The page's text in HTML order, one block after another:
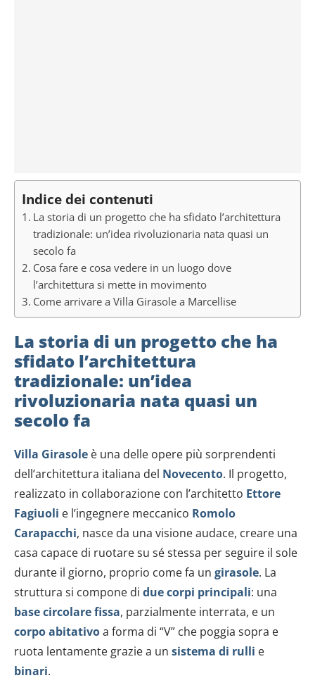
Indice dei contenuti
La storia di un progetto che ha sfidato l’architettura
tradizionale: un’idea rivoluzionaria nata quasi un
secolo fa
Cosa fare e cosa vedere in un luogo dove
l’architettura si mette in movimento
Come arrivare a Villa Girasole a Marcellise
La storia di un progetto che ha
sfidato l’architettura
tradizionale: un’idea
rivoluzionaria nata quasi un
secolo fa
Villa Girasole è una delle opere più sorprendenti
dell’architettura italiana del Novecento. Il progetto,
realizzato in collaborazione con l’architetto Ettore
Fagiuoli e l’ingegnere meccanico Romolo
Carapacchi, nasce da una visione audace, creare una
casa capace di ruotare su sé stessa per seguire il sole
durante il giorno, proprio come fa un girasole. La
struttura si compone di due corpi principali: una
base circolare fissa, parzialmente interrata, e un
corpo abitativoa forma di “V” che poggia sopra e
ruota lentamente grazie a un sistema di rulli e
binari.